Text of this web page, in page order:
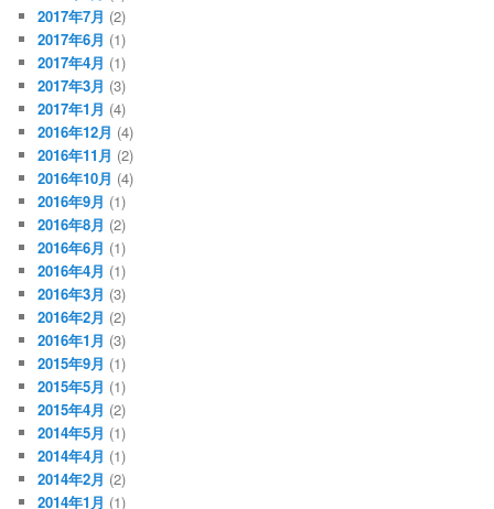
2017年7月 (2)
2017年6月 (1)
2017年4月 (1)
2017年3月 (3)
2017年1月 (4)
2016年12月 (4)
2016年11月 (2)
2016年10月 (4)
2016年9月 (1)
2016年8月 (2)
2016年6月 (1)
2016年4月 (1)
2016年3月 (3)
2016年2月 (2)
2016年1月 (3)
2015年9月 (1)
2015年5月 (1)
2015年4月 (2)
2014年5月 (1)
2014年4月 (1)
2014年2月 (2)
2014年1月 (1)